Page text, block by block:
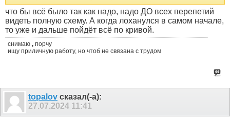
что бы всё было так как надо, надо ДО всех перепетий
видеть полную схему. А когда лоханулся в самом начале,
то уже и дальше пойдёт всё по кривой.
снимаю , порчу
ищу приличную работу, но чтоб не связана с трудом
topalov сказал(-а):
27.07.2024 11:41